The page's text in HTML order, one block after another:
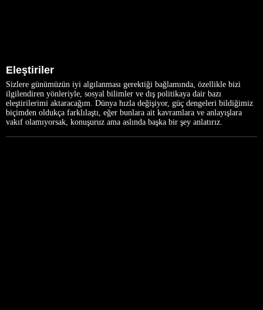
Eleştiriler
Sizlere günümüzün iyi algılanması gerektiği bağlamında, özellikle bizi
ilgilendiren yönleriyle, sosyal bilimler ve dış politikaya dair bazı
eleştirilerimi aktaracağım. Dünya hızla değişiyor, güç dengeleri bildiğimiz
biçimden oldukça farklılaştı, eğer bunlara ait kavramlara ve anlayışlara
vakıf olamıyorsak, konuşuruz ama aslında başka bir şey anlatırız.